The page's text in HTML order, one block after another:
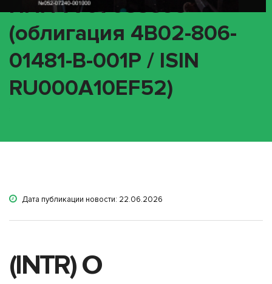
ИНН 7707083893
(облигация 4B02-806-
01481-B-001P / ISIN
RU000A10EF52)
Дата публикации новости: 22.06.2026
(INTR) О